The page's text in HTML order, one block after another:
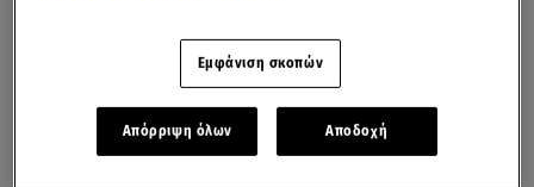
Εμφάνιση σκοπών
Απόρριψη όλων Αποδοχή